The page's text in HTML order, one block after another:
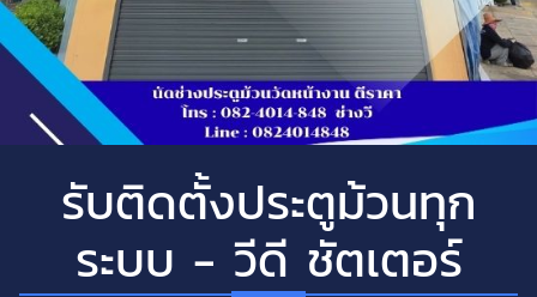
รับติดตั้งประตูม้วนทุก
ระบบ - วีดี ชัตเตอร์